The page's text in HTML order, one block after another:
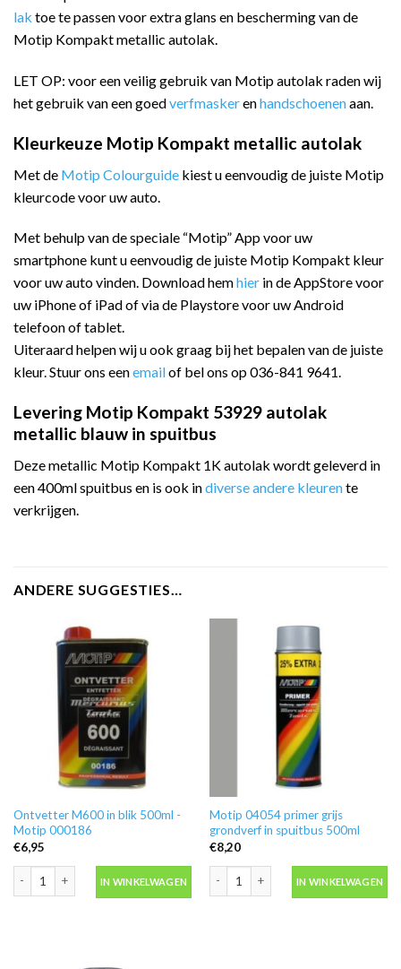
lak toe te passen voor extra glans en bescherming van de
Motip Kompakt metallic autolak.
LET OP: voor een veilig gebruik van Motip autolak raden wij
het gebruik van een goedverfmaskerenhandschoenenaan.
Kleurkeuze Motip Kompakt metallic autolak
Met de Motip Colourguide kiest u eenvoudig de juiste Motip
kleurcode voor uw auto.
Met behulp van de speciale “Motip” App voor uw
smartphone kunt u eenvoudig de juiste Motip Kompakt kleur
voor uw auto vinden. Download hemhier in de AppStore voor
uw iPhone of iPad of via de Playstore voor uw Android
telefoon of tablet.
Uiteraard helpen wij u ook graag bij het bepalen van de juiste
kleur. Stuur ons eenemailof bel ons op 036-841 9641.
Levering Motip Kompakt 53929 autolak
metallic blauw in spuitbus
Deze metallic Motip Kompakt 1K autolak wordt geleverd in
een 400ml spuitbus en is ook indiverse andere kleurente
verkrijgen.
ANDERE SUGGESTIES…
Ontvetter M600 in blik 500ml -
Motip 000186
€6,95
IN WINKELWAGEN
Motip 04054 primer grijs
grondverf in spuitbus 500ml
€8,20
IN WINKELWAGEN